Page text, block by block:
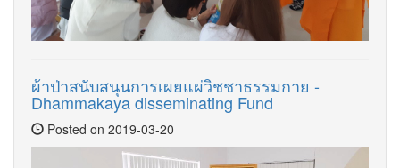
ผ้าป่าสนับสนุนการเผยแผ่วิชชาธรรมกาย -
Dhammakaya disseminating Fund
Posted on 2019-03-20